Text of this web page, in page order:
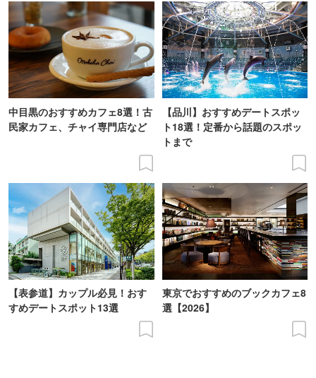
中目黒のおすすめカフェ8選！古
民家カフェ、チャイ専門店など
【品川】おすすめデートスポッ
ト18選！定番から話題のスポッ
トまで
【表参道】カップル必見！おす
すめデートスポット13選
東京でおすすめのブックカフェ8
選【2026】